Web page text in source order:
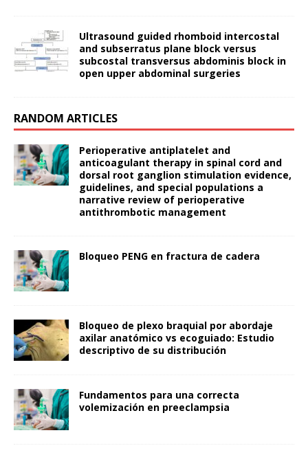
Ultrasound guided rhomboid intercostal
and subserratus plane block versus
subcostal transversus abdominis block in
open upper abdominal surgeries
RANDOM ARTICLES
Perioperative antiplatelet and
anticoagulant therapy in spinal cord and
dorsal root ganglion stimulation evidence,
guidelines, and special populations a
narrative review of perioperative
antithrombotic management
Bloqueo PENG en fractura de cadera
Bloqueo de plexo braquial por abordaje
axilar anatómico vs ecoguiado: Estudio
descriptivo de su distribución
Fundamentos para una correcta
volemización en preeclampsia